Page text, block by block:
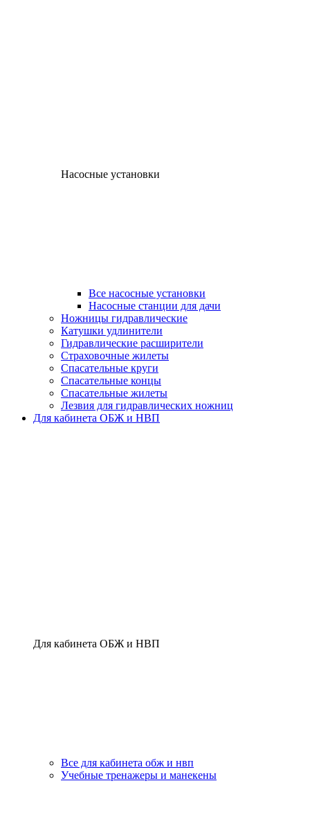
Насосные установки
Все насосные установки
Насосные станции для дачи
Ножницы гидравлические
Катушки удлинители
Гидравлические расширители
Страховочные жилеты
Спасательные круги
Спасательные концы
Спасательные жилеты
Лезвия для гидравлических ножниц
Для кабинета ОБЖ и НВП
Для кабинета ОБЖ и НВП
Все для кабинета обж и нвп
Учебные тренажеры и манекены